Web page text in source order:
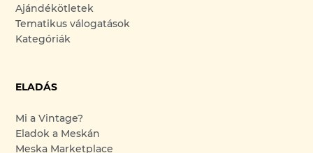
Ajándékötletek
Tematikus válogatások
Kategóriák
ELADÁS
Mi a Vintage?
Eladok a Meskán
Meska Marketplace